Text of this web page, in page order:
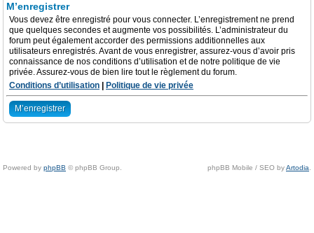
M’enregistrer
Vous devez être enregistré pour vous connecter. L’enregistrement ne prend
que quelques secondes et augmente vos possibilités. L’administrateur du
forum peut également accorder des permissions additionnelles aux
utilisateurs enregistrés. Avant de vous enregistrer, assurez-vous d’avoir pris
connaissance de nos conditions d’utilisation et de notre politique de vie
privée. Assurez-vous de bien lire tout le règlement du forum.
Conditions d’utilisation
Politique de vie privée
M’enregistrer
Powered by phpBB © phpBB Group. phpBB Mobile / SEO byArtodia